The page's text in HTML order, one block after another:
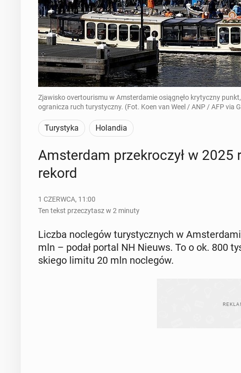
Zjawisko overtourismu w Amsterdamie osiągnęło krytyczny
ogranicza ruch turystyczny. (Fot. Koen van Weel / ANP / AFP via
Turystyka Holandia
Am­ster­dam prze­kro­czył w 2025
rekord
1 CZERWCA, 11:00
Ten tekst przeczytasz w 2 minuty
Liczba noc­le­gów tu­ry­stycz­nych w
mln – podał portal NH Nieuws. To o ok. 800
skie­go limitu 20 mln noc­le­gów.